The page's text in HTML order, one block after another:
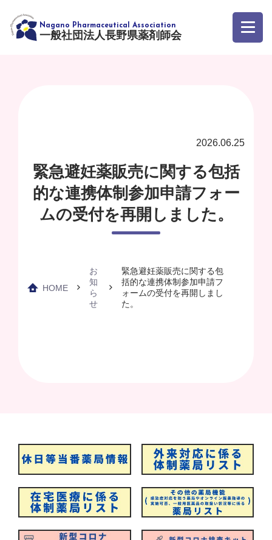
一般社団法人長野県薬剤師会
2026.06.25
緊急避妊薬販売に関する包括
的な連携体制参加申請フォー
ムの受付を再開しました。
HOME
お
知
ら
せ
緊急避妊薬販売に関する包
括的な連携体制参加申請フ
ォームの受付を再開しまし
た。